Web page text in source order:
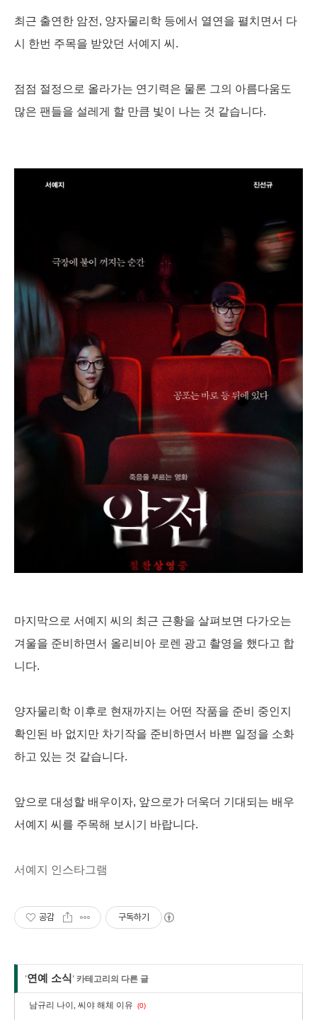
최근 출연한 암전, 양자물리학 등에서 열연을 펼치면서 다
시 한번 주목을 받았던 서예지 씨.
점점 절정으로 올라가는 연기력은 물론 그의 아름다움도
많은 팬들을 설레게 할 만큼 빛이 나는 것 같습니다.
마지막으로 서예지 씨의 최근 근황을 살펴보면 다가오는
겨울을 준비하면서 올리비아 로렌 광고 촬영을 했다고 합
니다.
양자물리학 이후로 현재까지는 어떤 작품을 준비 중인지
확인된 바 없지만 차기작을 준비하면서 바쁜 일정을 소화
하고 있는 것 같습니다.
앞으로 대성할 배우이자, 앞으로가 더욱더 기대되는 배우
서예지 씨를 주목해 보시기 바랍니다.
서예지 인스타그램
공감 구독하기
'연예 소식 ' 카테고리의 다른 글
남규리 나이, 씨야 해체 이유 (0)